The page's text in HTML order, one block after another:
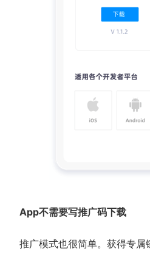
App不需要写推广码下载
推广模式也很简单。获得专